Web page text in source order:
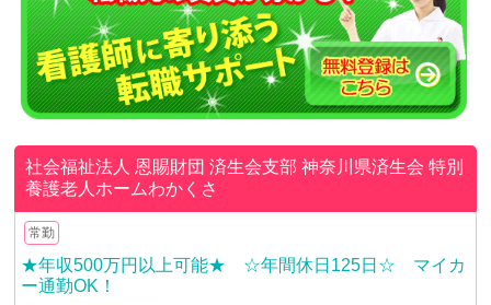
社会福祉法人 恩賜財団 済生会支部 神奈川県済生会特別
養護老人ホームわかくさ
常勤
★年収500万円以上可能★ ☆年間休日125日☆ マイカ
ー通勤OK！